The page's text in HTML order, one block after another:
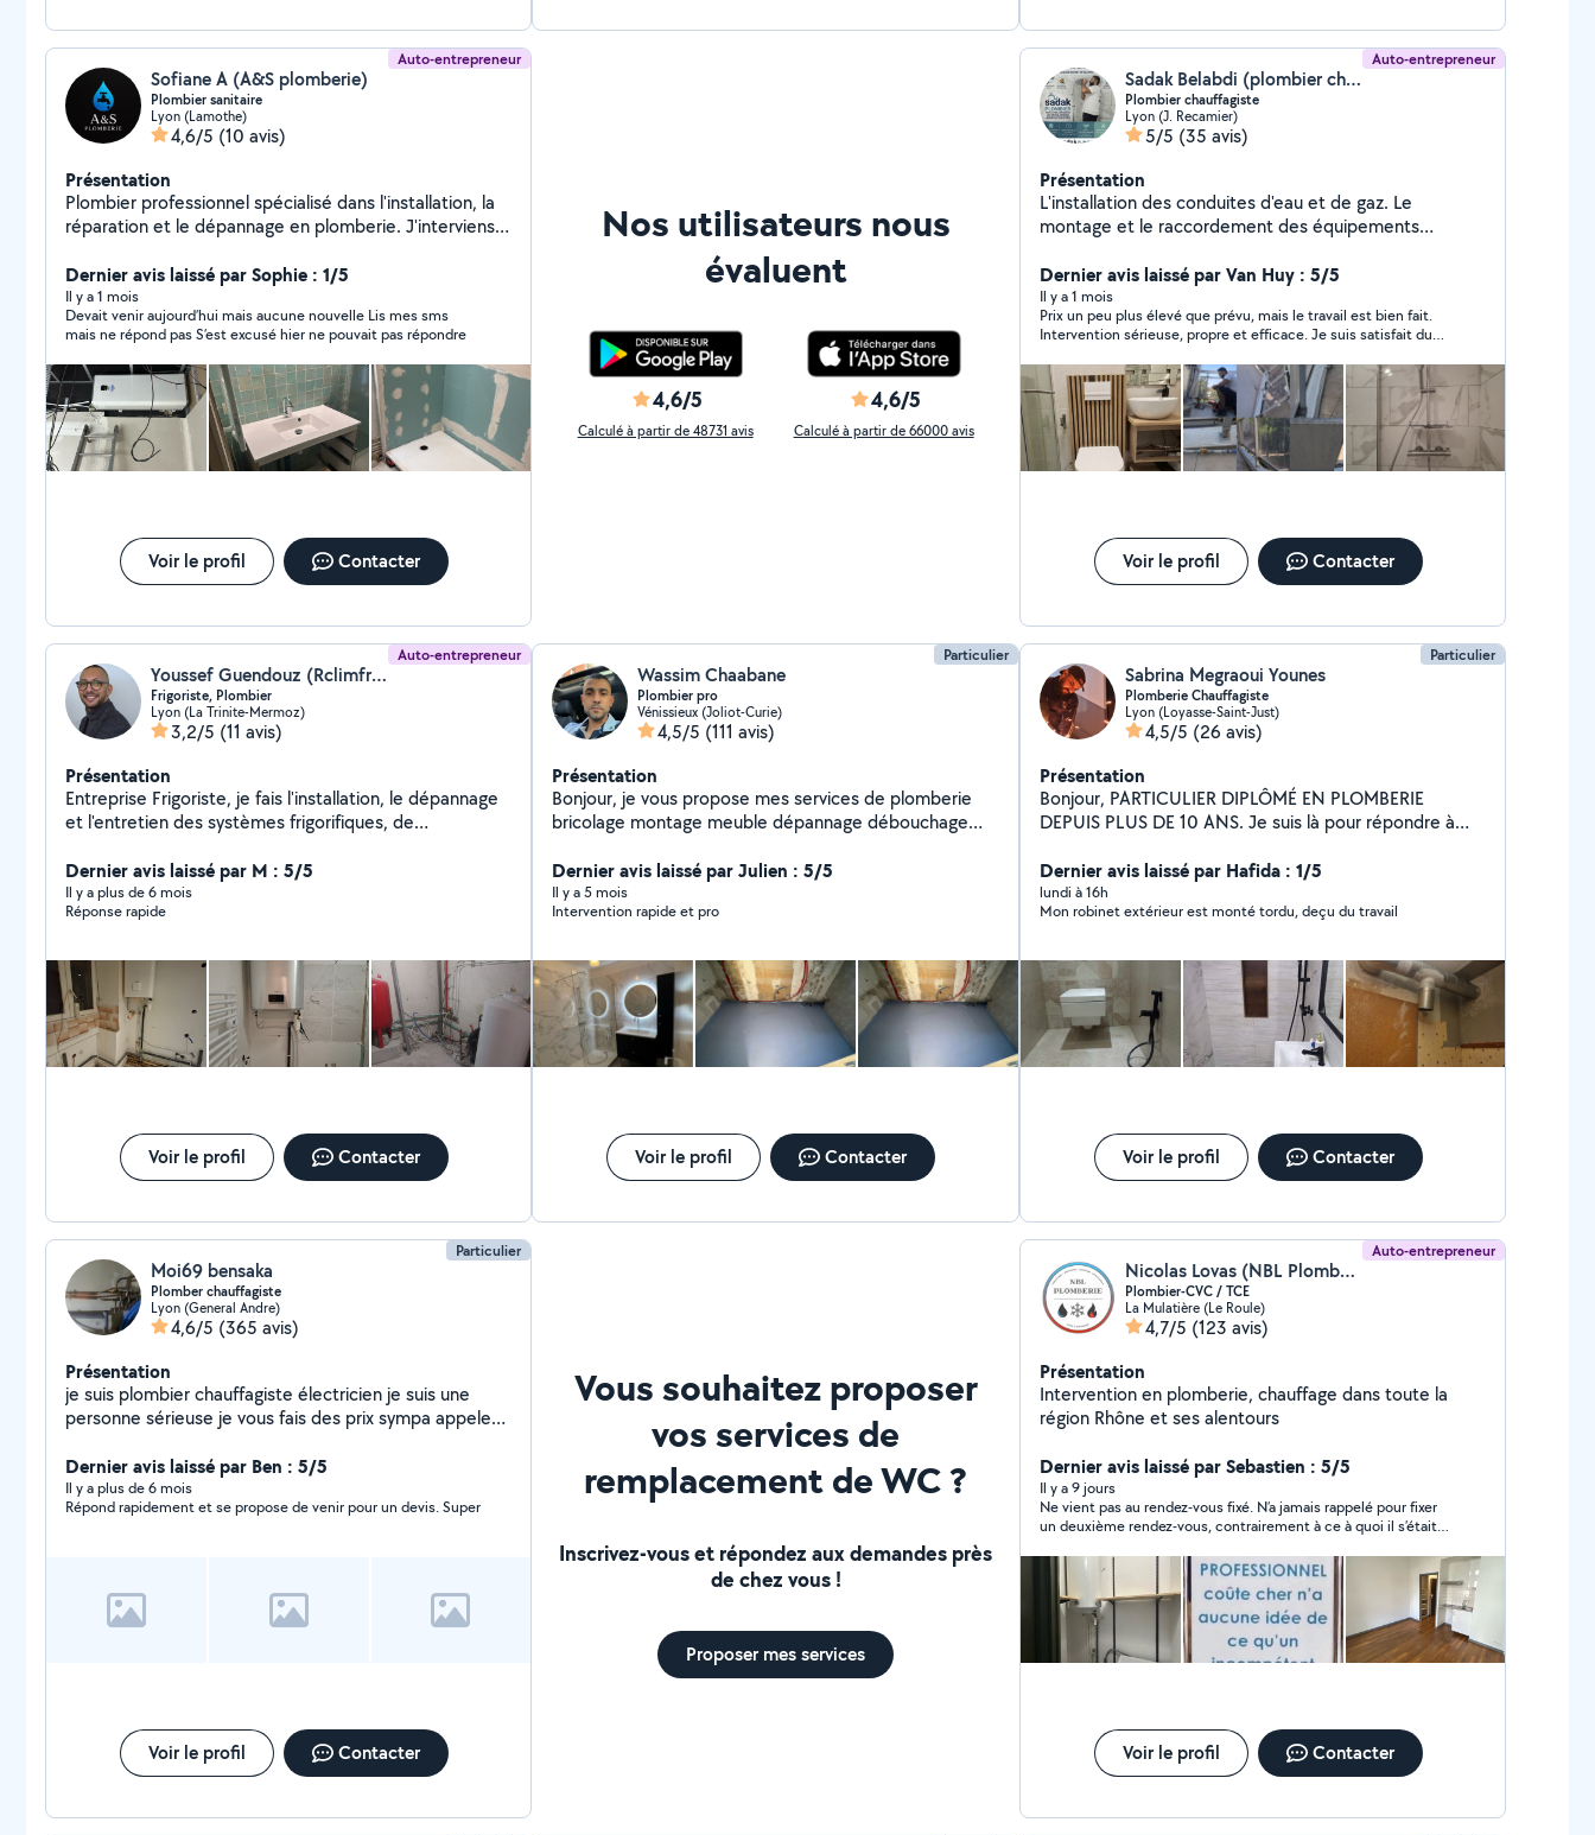
Auto-entrepreneur
Sofiane A (A&S plomberie)
Plombier sanitaire
Lyon (Lamothe)
4,6/5 (10 avis)
Présentation
Plombier professionnel spécialisé dans l'installation, la
réparation et le dépannage en plomberie. J'interviens
canalisations, sanitaires et chauffage, avec un travail
soigné et durable.
Dernier avis laissé par Sophie : 1/5
Il y a 1 mois
Devait venir aujourd’hui mais aucune nouvelle Lis mes sms
mais ne répond pas S’est excusé hier ne pouvait pas répondre
Voir le profil Contacter
Nos utilisateurs nous
évaluent
4,6/5
Calculé à partir de 48731 avis
4,6/5
Calculé à partir de 66000 avis
Auto-entrepreneur
Sadak Belabdi (plombier chauffagiste)
Plombier chauffagiste
Lyon (J. Recamier)
5/5 (35 avis)
Présentation
L'installation des conduites d'eau et de gaz. Le
montage et le raccordement des équipements
L'entretien des installations pour assurer leur bon
fonctionnement. Le respect des normes de sécurité et
d'hygiène.
Dernier avis laissé par Van Huy : 5/5
Il y a 1 mois
Prix un peu plus élevé que prévu, mais le travail est bien fait.
Intervention sérieuse, propre et efficace. Je suis satisfait du
Voir le profil Contacter
Auto-entrepreneur
Youssef Guendouz (Rclimfroid)
Frigoriste, Plombier
Lyon (La Trinite-Mermoz)
3,2/5 (11 avis)
Présentation
Entreprise Frigoriste, je fais l'installation, le dépannage
et l'entretien des systèmes frigorifiques, de
plomberie sanitaire également. Disponible sur Lyon et
la région Devis gratuit par téléphone Intervention
rapide 6/7
Dernier avis laissé par M : 5/5
Il y a plus de 6 mois
Réponse rapide
Voir le profil Contacter
Particulier
Wassim Chaabane
Plombier pro
Vénissieux (Joliot-Curie)
4,5/5 (111 avis)
Présentation
Bonjour, je vous propose mes services de plomberie
bricolage montage meuble dépannage débouchage
Dernier avis laissé par Julien : 5/5
Il y a 5 mois
Intervention rapide et pro
Voir le profil Contacter
Particulier
Sabrina Megraoui Younes
Plomberie Chauffagiste
Lyon (Loyasse-Saint-Just)
4,5/5 (26 avis)
Présentation
Bonjour, PARTICULIER DIPLÔMÉ EN PLOMBERIE
DEPUIS PLUS DE 10 ANS. Je suis là pour répondre à
réparations d'urgence, des installations ou des
entretiens réguliers. Je me rends disponible pour
garantir un service rapide et de qualité. Mes services
Installation de sanitaires et robinetterie - Entretien de
chauffe-eaux - Soudure etc... Vous pouvez prendre
contact avec moi directement par téléphone ou par
msg pour un devis. Ne laissez pas les soucis de
plomberie gâcher votre journée. Faites confiance à
Dernier avis laissé par Hafida : 1/5
lundi à 16h
Mon robinet extérieur est monté tordu, deçu du travail
Voir le profil Contacter
Particulier
Moi69 bensaka
Plomber chauffagiste
Lyon (General Andre)
4,6/5 (365 avis)
Présentation
je suis plombier chauffagiste électricien je suis une
personne sérieuse je vous fais des prix sympa appelez-
Dernier avis laissé par Ben : 5/5
Il y a plus de 6 mois
Répond rapidement et se propose de venir pour un devis. Super
Voir le profil Contacter
Vous souhaitez proposer
vos services de
remplacement de WC ?
Inscrivez-vous et répondez aux demandes près
de chez vous !
Proposer mes services
Auto-entrepreneur
Nicolas Lovas (NBL Plomberie)
Plombier-CVC / TCE
La Mulatière (Le Roule)
4,7/5 (123 avis)
Présentation
Intervention en plomberie, chauffage dans toute la
région Rhône et ses alentours
Dernier avis laissé par Sebastien : 5/5
Il y a 9 jours
Ne vient pas au rendez-vous fixé. N’a jamais rappelé pour fixer
un deuxième rendez-vous, contrairement à ce à quoi il s’était
Voir le profil Contacter